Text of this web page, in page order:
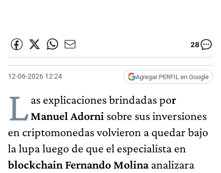
28
12-06-2026 12:24 Agregar PERFIL en Google
Las explicaciones brindadas por
Manuel Adorni sobre sus inversiones
en criptomonedas volvieron a quedar bajo
la lupa luego de que el especialista en
blockchain Fernando Molinaanalizara